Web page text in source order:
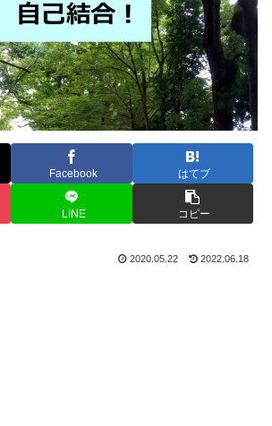
Facebook はてブ
LINE コピー
2020.05.22 2022.06.18